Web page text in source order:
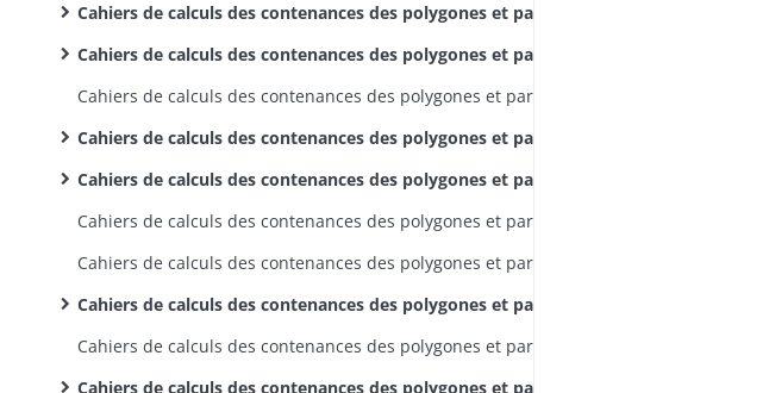
Cahiers de calculs des contenances des polygones et parcelles : canton de Mulhouse
Cahiers de calculs des contenances des polygones et parcelles : canton de Munster
Cahiers de calculs des contenances des polygones et parcelles : canton de Ribeauvillé
Cahiers de calculs des contenances des polygones et parcelles : canton de Rouffach (parcelles uniquement)
Cahiers de calculs des contenances des polygones et parcelles : canton de Sainte- Marie-aux-Mines
Cahiers de calculs des contenances des polygones et parcelles : canton de Wintzenheim